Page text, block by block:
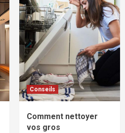
Conseils
Comment nettoyer
vos gros